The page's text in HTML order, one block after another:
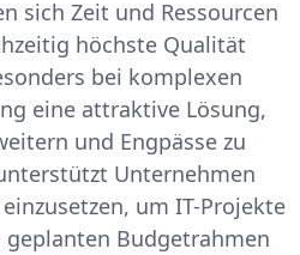
sich Zeit und Ressourcen
höchste Qualität
bei komplexen
eine attraktive Lösung,
und Engpässe zu
Unternehmen
um IT-Projekte
Budgetrahmen